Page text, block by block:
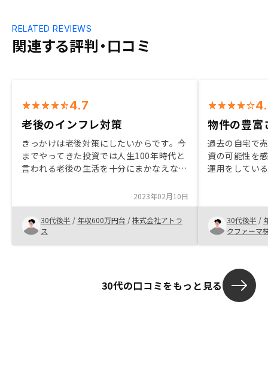
関連する評判・口コミ
RELATED REVIEWS
4.7
老後のインフレ対策
きっかけは老後対策にしたいからです。今
までやってきた投資では人生100年時代と
言われる老後の生活を十分にまかなえない
不足分を家賃収入や売却という形でカバー
できるようになります。 また、現物資産
は将来のインフレ時には有利に働きます。
不動産投資は銀行から融資を受けられるの
で、手持ちの現金は少なくても最初からハ
2023年02月10日
30代後半 / 年収600万円台 /株式会社アトラ
ス
物件の豊富
過去の自宅で
資の可能性を
運用をしてい
フォリオには
30代後半 /
クファーマ
30代の口コミをもっと見る